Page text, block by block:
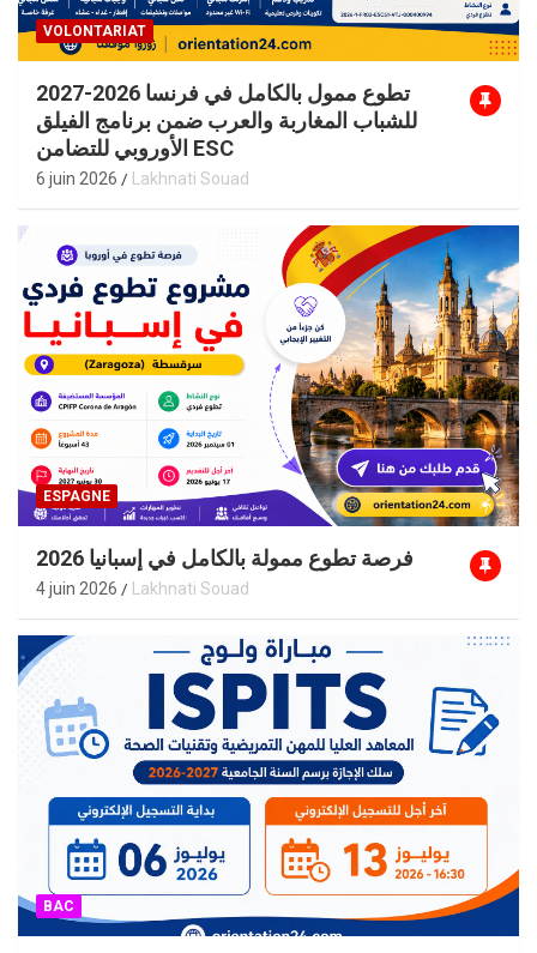
VOLONTARIAT
تطوع ممول بالكامل في فرنسا 2026-2027
للشباب المغاربة والعرب ضمن برنامج الفيلق
الأوروبي للتضامن ESC
6 juin 2026 Lakhnati Souad
ESPAGNE
فرصة تطوع ممولة بالكامل في إسبانيا 2026
4 juin 2026 Lakhnati Souad
BAC